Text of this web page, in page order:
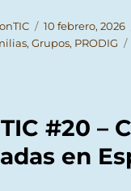
Publicado
el
10 febrero, 2026
,Grupos, PRODIG
#20 –
en